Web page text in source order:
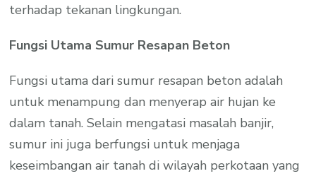
terhadap tekanan lingkungan.
Fungsi Utama Sumur Resapan Beton
Fungsi utama dari sumur resapan beton adalah
untuk menampung dan menyerap air hujan ke
dalam tanah. Selain mengatasi masalah banjir,
sumur ini juga berfungsi untuk menjaga
keseimbangan air tanah di wilayah perkotaan yang